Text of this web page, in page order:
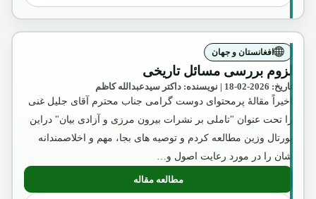
افغانستان و جهان
لزوم بررسی مسائل تاریخی
تاریخ: 2026-02-18 | نویسنده: داکتر سیدعبدالله کاظم
اخیراً مقالۀ پرمحتوای دوست گرامی جناب محترم آقای جلیل غنی
را تحت عنوان "تاملی بر نشرات بیرون مرزی و آزادی بیان" دراین
پورتال وزین مطالعه کردم و توصیه های بجا، مهم و اخلاصمندانه
شان را در مورد رعایت اصول و…
مطالعه مقاله: لزوم بررسی مسائل تاریخی